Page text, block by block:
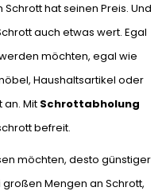
hat seinen Preis. Und
auch etwas wert. Egal
möchten, egal wie
Haushaltsartikel oder
an. Mit Schrottabholung
befreit.
möchten, desto günstiger
Mengen an Schrott,